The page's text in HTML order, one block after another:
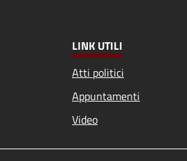
LINK UTILI
Atti politici
Appuntamenti
Video